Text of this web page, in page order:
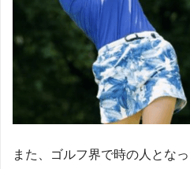
また、ゴルフ界で時の人とな